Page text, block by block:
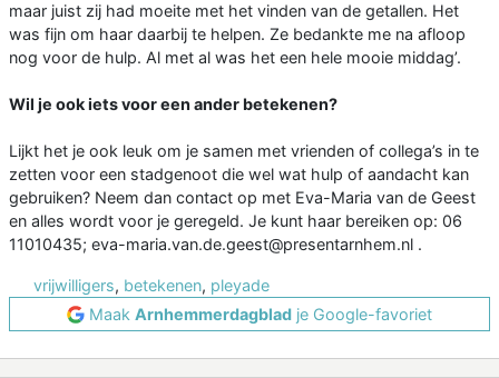
maar juist zij had moeite met het vinden van de getallen. Het
was fijn om haar daarbij te helpen. Ze bedankte me na afloop
nog voor de hulp. Al met al was het een hele mooie middag’.
Wil je ook iets voor een ander betekenen?
Lijkt het je ook leuk om je samen met vrienden of collega’s in te
zetten voor een stadgenoot die wel wat hulp of aandacht kan
gebruiken? Neem dan contact op met Eva-Maria van de Geest
en alles wordt voor je geregeld. Je kunt haar bereiken op: 06
11010435; eva-maria.van.de.geest@presentarnhem.nl .
vrijwilligers, betekenen, pleyade
Maak Arnhemmerdagblad je Google-favoriet